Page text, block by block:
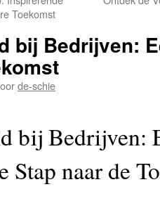
Toekomst
bij Bedrijven:
de-schie
bij Bedrijven:
Stap naar de